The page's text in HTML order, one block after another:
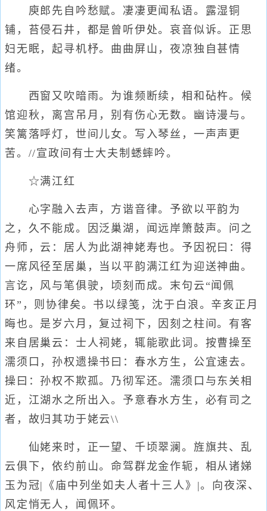
庾郎先自吟愁赋。凄凄更闻私语。露湿铜
铺，苔侵石井，都是曾听伊处。哀音似诉。正思
妇无眠，起寻机杼。曲曲屏山，夜凉独自甚情
绪。
西窗又吹暗雨。为谁频断续，相和砧杵。候
馆迎秋，离宫吊月，别有伤心无数。幽诗漫与。
笑篱落呼灯，世间儿女。写入琴丝，一声声更
苦。//宣政间有士大夫制蟋蟀吟。
☆满江红
心字融入去声，方谐音律。予欲以平韵为
之，久不能成。因泛巢湖，闻远岸箫鼓声。问之
舟师，云：居人为此湖神姥寿也。予因祝曰：得
一席风径至居巢，当以平韵满江红为迎送神曲。
言讫，风与笔俱驶，顷刻而成。末句云“闻佩
环”，则协律矣。书以绿笺，沈于白浪。辛亥正月
晦也。是岁六月，复过祠下，因刻之柱间。有客
来自居巢云：士人祠姥，辄能歌此词。按曹操至
濡须口，孙权遗操书曰：春水方生，公宜速去。
操曰：孙权不欺孤。乃彻军还。濡须口与东关相
近，江湖水之所出入。予意春水方生，必有司之
者，故归其功于姥云\\
仙姥来时，正一望、千顷翠澜。旌旗共、乱
云俱下，依约前山。命驾群龙金作轭，相从诸娣
玉为冠|《庙中列坐如夫人者十三人》|。向夜深、
风定悄无人，闻佩环。